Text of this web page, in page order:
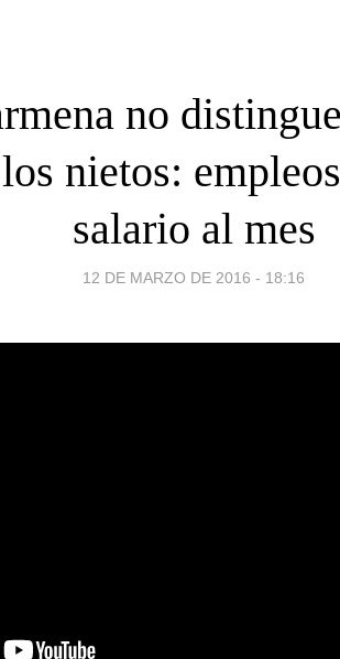
no
nietos:
salario al mes
12 DE MARZO DE 2016 - 18:16